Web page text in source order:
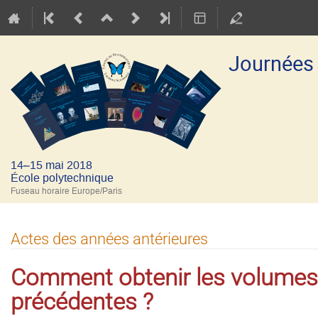
14–15 mai 2018
École polytechnique
Fuseau horaire Europe/Paris
Actes des années antérieures
Comment obtenir les
précédentes ?